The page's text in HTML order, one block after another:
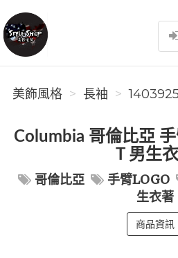
美飾風格
美飾風格 長袖
Columbia 哥倫比亞
T 男生
哥倫比亞 手臂LOGO
生衣著
商品資訊